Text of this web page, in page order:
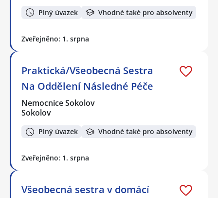
Plný úvazek Vhodné také pro absolventy
Zveřejněno: 1. srpna
Praktická/Všeobecná Sestra
Na Oddělení Následné Péče
Nemocnice Sokolov
Sokolov
Plný úvazek Vhodné také pro absolventy
Zveřejněno: 1. srpna
Všeobecná sestra v domácí